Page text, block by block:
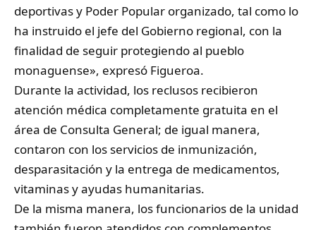
deportivas y Poder Popular organizado, tal como lo
ha instruido el jefe del Gobierno regional, con la
finalidad de seguir protegiendo al pueblo
monaguense», expresó Figueroa.
‎Durante la actividad, los reclusos recibieron
atención médica completamente gratuita en el
área de Consulta General; de igual manera,
contaron con los servicios de inmunización,
desparasitación y la entrega de medicamentos,
vitaminas y ayudas humanitarias.
‎De la misma manera, los funcionarios de la unidad